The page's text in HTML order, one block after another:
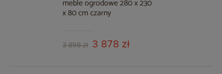
meble ogrodowe 280 x 230
x 80 cm czarny
3 898 zł 3 878 zł